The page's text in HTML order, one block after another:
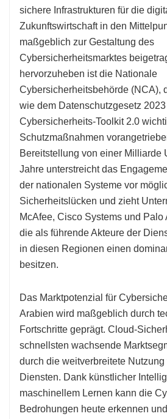
sichere Infrastrukturen für die
Zukunftswirtschaft in den
maßgeblich zur Gestaltung des
Cybersicherheitsmarktes
hervorzuheben ist die Nationale
Cybersicherheitsbehörde (NCA),
wie dem Datenschutzgesetz
Cybersicherheits-Toolkit 2.0
Schutzmaßnahmen
Bereitstellung von einer Milliarde
Jahre unterstreicht das
der nationalen Systeme vor
Sicherheitslücken und zieht
McAfee, Cisco Systems und Palo
die als führende Akteure der
in diesen Regionen einen
besitzen.
Das Marktpotenzial für
Arabien wird maßgeblich durch
Fortschritte geprägt. Cloud-
schnellsten wachsende
durch die weitverbreitete
Diensten. Dank künstlicher
maschinellem Lernen kann die
Bedrohungen heute erkennen